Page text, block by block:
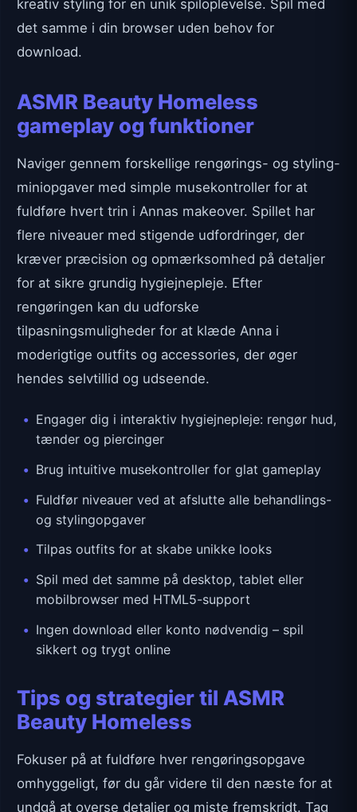
kreativ styling for en unik spiloplevelse. Spil med
det samme i din browser uden behov for
download.
ASMR Beauty Homeless
gameplay og funktioner
Naviger gennem forskellige rengørings- og styling-
miniopgaver med simple musekontroller for at
fuldføre hvert trin i Annas makeover. Spillet har
flere niveauer med stigende udfordringer, der
kræver præcision og opmærksomhed på detaljer
for at sikre grundig hygiejnepleje. Efter
rengøringen kan du udforske
tilpasningsmuligheder for at klæde Anna i
moderigtige outfits og accessories, der øger
hendes selvtillid og udseende.
Engager dig i interaktiv hygiejnepleje: rengør hud,
tænder og piercinger
Brug intuitive musekontroller for glat gameplay
Fuldfør niveauer ved at afslutte alle behandlings-
og stylingopgaver
Tilpas outfits for at skabe unikke looks
Spil med det samme på desktop, tablet eller
mobilbrowser med HTML5-support
Ingen download eller konto nødvendig – spil
sikkert og trygt online
Tips og strategier til ASMR
Beauty Homeless
Fokuser på at fuldføre hver rengøringsopgave
omhyggeligt, før du går videre til den næste for at
undgå at overse detaljer og miste fremskridt. Tag